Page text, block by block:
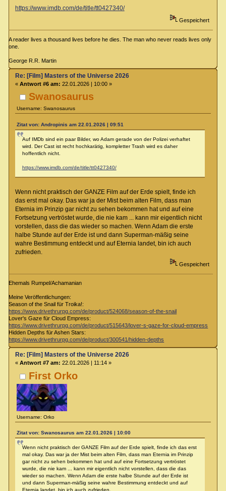
https://www.imdb.com/de/title/tt0427340/
Gespeichert
A reader lives a thousand lives before he dies. The man who never reads lives only
one.
George R.R. Martin
Swanosaurus
Username: Swanosaurus
Re: [Film] Masters of the Universe 2026
« Antwort #6 am: 22.01.2026 | 10:00 »
Zitat von: Andropinis am 22.01.2026 | 09:51
Auf IMDb sind ein paar Bilder, wo Adam gerade von der Polizei verhaftet
wird. Der Cast ist recht hochkarätig, kompletter Trash wird es daher
hoffentlich nicht.
https://www.imdb.com/de/title/tt0427340/
Wenn nicht praktisch der GANZE Film auf der Erde spielt, finde ich
das erst mal okay. Das war ja der Mist beim alten Film, dass man
Eternia im Prinzip gar nicht zu sehen bekommen hat und auf eine
Fortsetzung vertröstet wurde, die nie kam ... kann mir eigentlich nicht
vorstellen, dass die das wieder so machen. Wenn Adam die erste
halbe Stunde auf der Erde ist und dann Superman-mäßig seine
wahre Bestimmung entdeckt und auf Eternia landet, bin ich auch
zufrieden.
Gespeichert
Ehemals Rumpel/Achamanian
Meine Veröffentlichungen:
Season of the Snail für Troika!:
https://www.drivethrurpg.com/de/product/524068/season-of-the-snail
Lover's Gaze für Cloud Empress:
https://www.drivethrurpg.com/de/product/515643/lover-s-gaze-for-cloud-empress
Hidden Depths für Ashen Stars:
https://www.drivethrurpg.com/de/product/300541/hidden-depths
First Orko
Username: Orko
Re: [Film] Masters of the Universe 2026
« Antwort #7 am: 22.01.2026 | 11:14 »
Zitat von: Swanosaurus am 22.01.2026 | 10:00
Wenn nicht praktisch der GANZE Film auf der Erde spielt, finde ich das erst
mal okay. Das war ja der Mist beim alten Film, dass man Eternia im Prinzip
gar nicht zu sehen bekommen hat und auf eine Fortsetzung vertröstet
wurde, die nie kam ... kann mir eigentlich nicht vorstellen, dass die das
wieder so machen. Wenn Adam die erste halbe Stunde auf der Erde ist
und dann Superman-mäßig seine wahre Bestimmung entdeckt und auf
Eternia landet, bin ich auch zufrieden.